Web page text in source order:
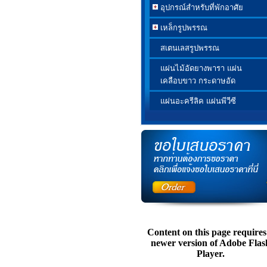
อุปกรณ์สำหรับที่พักอาศัย
เหล็กรูปพรรณ
สเตนเลสรูปพรรณ
แผ่นไม้อัดยางพารา แผ่น
เคลือบขาว กระดาษอัด
แผ่นอะครีลิค แผ่นพีวีซี
Content on this page
newer version of Adobe
Player.